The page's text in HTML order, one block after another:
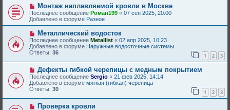
н
и
е
о
б
щ
е
н
и
е
Н
о
в
е
с
о
о
б
щ
н
и
е
Монтаж наплавляемой кровли в Москве
Последнее сообщение Роман199 « 07 сен 2025, 20:00
Добавлено в форуме Разное
Н
о
в
о
с
о
о
б
щ
н
Металлический водосток
Последнее сообщение Metallist « 02 апр 2025, 10:23
Добавлено в форуме Наружные водосточные системы
Ответы: 36 1 2 3
Н
о
в
о
е
с
о
Дефекты гибкой черепицы с медным покрытием
Последнее сообщение Sergio « 21 фев 2025, 14:14
Добавлено в форуме мягкая (гибкая) черепица
Ответы: 30 1 2 3
НПроверка кровли